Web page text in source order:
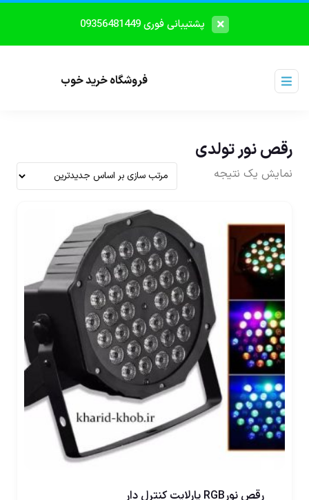
پشتیبانی فوری 09356481449
فروشگاه خرید خوب
رقص نور تولدی
نمایش یک نتیجه
رقص نورRGB پارلایت کنترل دار